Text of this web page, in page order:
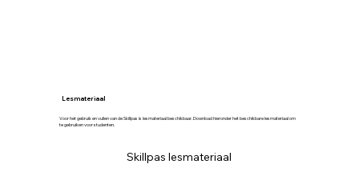
Lesmateriaal
Voor het gebruik en vullen van de Skillpas is lesmateriaal beschikbaar. Download hieronder het beschikbare lesmateriaal om
te gebruiken voor studenten.
Skillpas lesmateriaal